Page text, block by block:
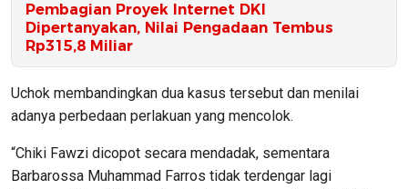
Pembagian Proyek Internet DKI
Dipertanyakan, Nilai Pengadaan Tembus
Rp315,8 Miliar
Uchok membandingkan dua kasus tersebut dan menilai
adanya perbedaan perlakuan yang mencolok.
“Chiki Fawzi dicopot secara mendadak, sementara
Barbarossa Muhammad Farros tidak terdengar lagi